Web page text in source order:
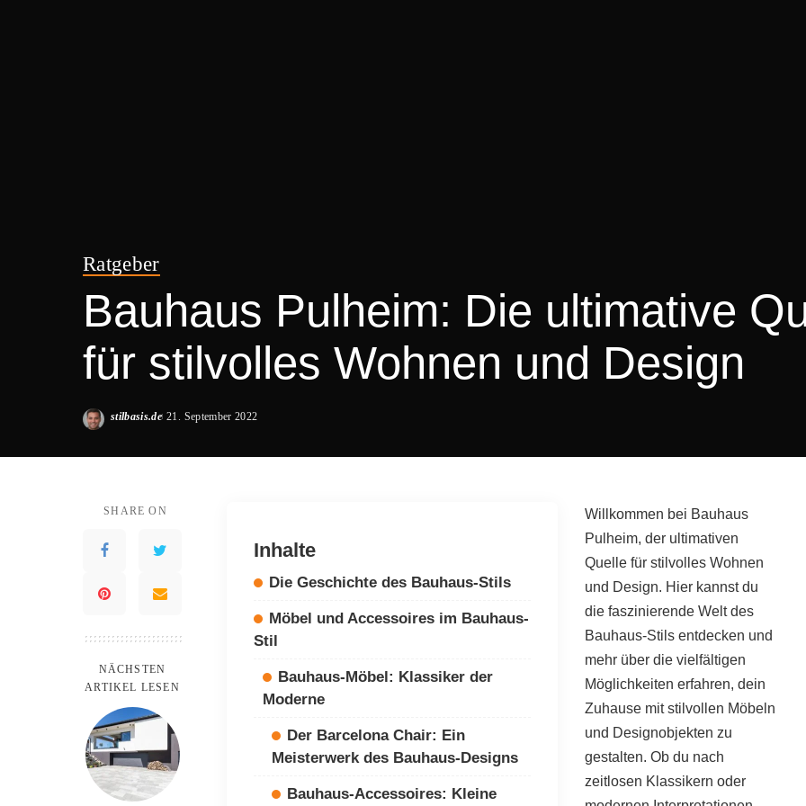
Ratgeber
Bauhaus Pulheim: Die ultimative
für stilvolles Wohnen und Design
Posted
stilbasis.de 21. September 2022
SHARE ON
NÄCHSTEN
ARTIKEL LESEN
Inhalte
Die Geschichte des Bauhaus-Stils
Möbel und Accessoires im Bauhaus-
Stil
Bauhaus-Möbel: Klassiker der
Moderne
Der Barcelona Chair: Ein
Meisterwerk des Bauhaus-Designs
Bauhaus-Accessoires: Kleine
Willkommen bei Bauhaus
Pulheim, der ultimativen
Quelle für stilvolles Wohnen
und Design. Hier kannst du
die faszinierende Welt des
Bauhaus-Stils entdecken und
mehr über die vielfältigen
Möglichkeiten erfahren, dein
Zuhause mit stilvollen Möbeln
und Designobjekten zu
gestalten. Ob du nach
zeitlosen Klassikern oder